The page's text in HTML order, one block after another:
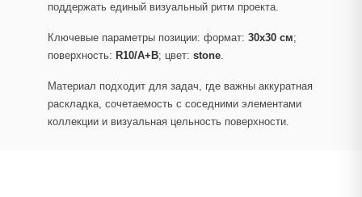
поддержать единый визуальный ритм проекта.
Ключевые параметры позиции: формат: 30x30 см;
поверхность: R10/A+B; цвет: stone.
Материал подходит для задач, где важны аккуратная
раскладка, сочетаемость с соседними элементами
коллекции и визуальная цельность поверхности.